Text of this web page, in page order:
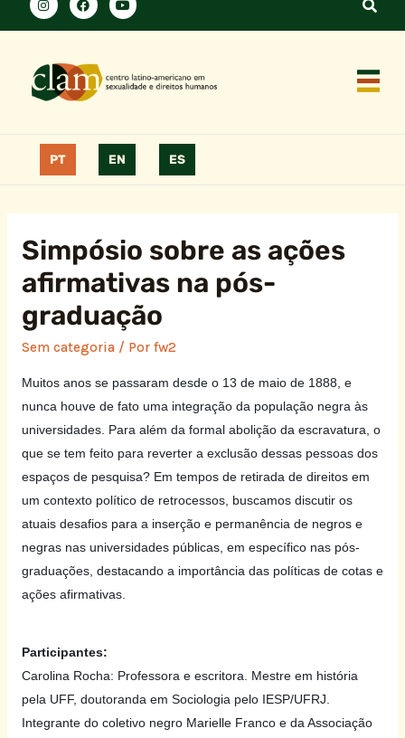
PT EN ES
Simpósio sobre as ações
afirmativas na pós-
graduação
Sem categoria/ Por fw2
Muitos anos se passaram desde o 13 de maio de 1888, e
nunca houve de fato uma integração da população negra às
universidades. Para além da formal abolição da escravatura, o
que se tem feito para reverter a exclusão dessas pessoas dos
espaços de pesquisa? Em tempos de retirada de direitos em
um contexto político de retrocessos, buscamos discutir os
atuais desafios para a inserção e permanência de negros e
negras nas universidades públicas, em específico nas pós-
graduações, destacando a importância das políticas de cotas e
ações afirmativas.
Participantes:
Carolina Rocha: Professora e escritora. Mestre em história
pela UFF, doutoranda em Sociologia pelo IESP/UFRJ.
Integrante do coletivo negro Marielle Franco e da Associação